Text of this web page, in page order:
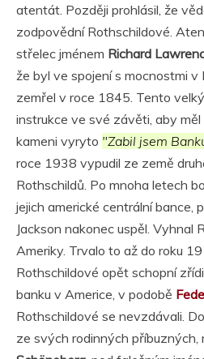
atentát. Později prohlásil, že
zodpovědní Rothschildové.
střelec jménem Richard
že byl ve spojení s mocnostmi v
zemřel v roce 1845. Tento
instrukce ve své závěti, aby
kameni vyryto "Zabil jsem
roce 1938 vypudil ze země
Rothschildů. Po mnoha letech
jejich americké centrální bance,
Jackson nakonec uspěl. Vyhnal
Ameriky. Trvalo to až do roku
Rothschildové opět schopní
banku v Americe, v podobě
Rothschildové se nevzdávali.
ze svých rodinných příbuzných,